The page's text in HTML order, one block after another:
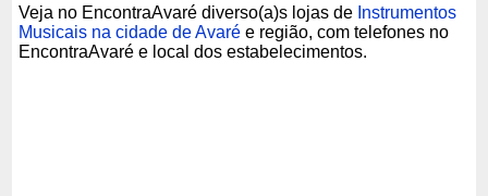
Veja no EncontraAvaré diverso(a)s lojas de Instrumentos
Musicais na cidade de Avaré e região, com telefones no
EncontraAvaré e local dos estabelecimentos.